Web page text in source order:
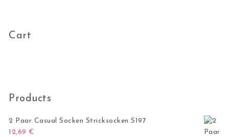
Cart
Products
2 Paar Casual Socken Stricksocken S197
12,69 €